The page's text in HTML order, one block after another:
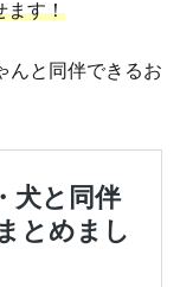
ます！
んと同伴できるお